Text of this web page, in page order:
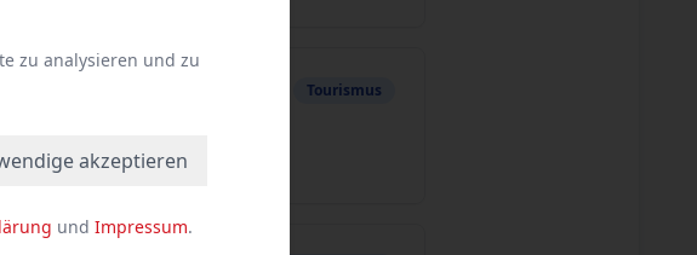
Tourismus
zu analysieren und zu
akzeptieren
und Impressum.